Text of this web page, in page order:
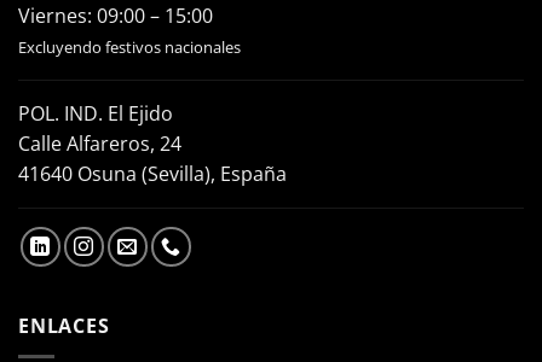
Viernes: 09:00 – 15:00
Excluyendo festivos nacionales
POL. IND. El Ejido
Calle Alfareros, 24
41640 Osuna (Sevilla), España
ENLACES